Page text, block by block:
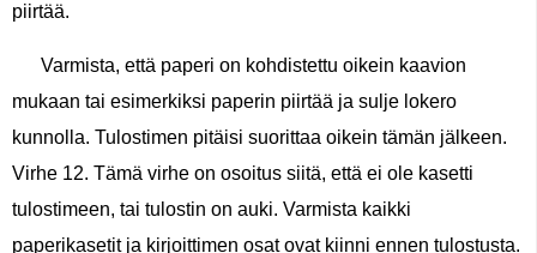
piirtää.
Varmista, että paperi on kohdistettu oikein kaavion
mukaan tai esimerkiksi paperin piirtää ja sulje lokero
kunnolla. Tulostimen pitäisi suorittaa oikein tämän jälkeen.
Virhe 12. Tämä virhe on osoitus siitä, että ei ole kasetti
tulostimeen, tai tulostin on auki. Varmista kaikki
paperikasetit ja kirjoittimen osat ovat kiinni ennen tulostusta.